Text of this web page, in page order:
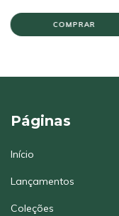
COMPRAR
Páginas
Início
Lançamentos
Coleções